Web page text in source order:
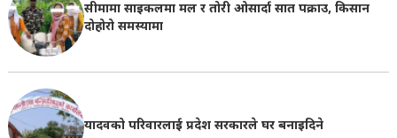
सीमामा साइकलमा मल र तोरी ओसार्दा सात पक्राउ, किसान
दोहोरो समस्यामा
यादवको परिवारलाई प्रदेश सरकारले घर बनाइदिने